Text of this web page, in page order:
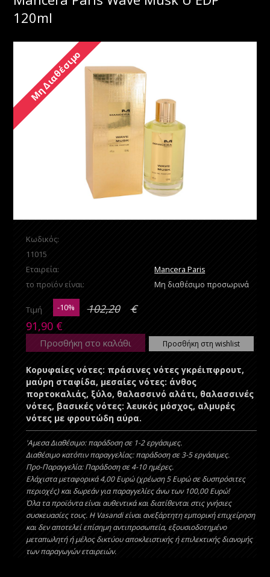
120ml
Μη Διαθέσιμο
Κωδικός:
11015
Εταιρεία:
Mancera Paris
το προϊόν είναι: Μη διαθέσιμο προσωρινά
Τιμή -10% 102,20 €
91,90€
Προσθήκη στο καλάθι Προσθήκη στη wishlist
Κορυφαίες νότες: πράσινες νότες γκρέιπφρουτ,
μαύρη σταφίδα, μεσαίες νότες: άνθος
πορτοκαλιάς, ξύλο, θαλασσινό αλάτι, θαλασσινές
νότες, βασικές νότες: λευκός μόσχος, αλμυρές
νότες με φρουτώδη αύρα.
'Aμεσα Διαθέσιμο: παράδοση σε 1-2 εργάσιμες.
Διαθέσιμο κατόπιν παραγγελίας: παράδοση σε 3-5 εργάσιμες.
Προ-Παραγγελία: Παράδοση σε 4-10 ημέρες.
Ελάχιστα μεταφορικά 4,00 Ευρώ (χρέωση 5 Ευρώ σε δυσπρόσιτες
περιοχές) και δωρεάν για παραγγελίες άνω των 100,00 Ευρώ!
Όλα τα προϊόντα είναι αυθεντικά και διατίθενται στις γνήσιες
συσκευασίες τους. Η Vasandi είναι ανεξάρτητη εμπορική επιχείρηση
και δεν αποτελεί επίσημη αντιπροσωπεία, εξουσιοδοτημένο
μεταπωλητή ή μέλος δικτύου αποκλειστικής ή επιλεκτικής διανομής
των παραγωγών εταιρειών.